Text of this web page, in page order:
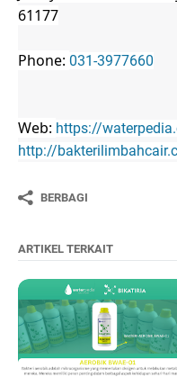
61177
Phone: 031-3977660
Web: https://
http://
BERBAGI
ARTIKEL TERKAIT